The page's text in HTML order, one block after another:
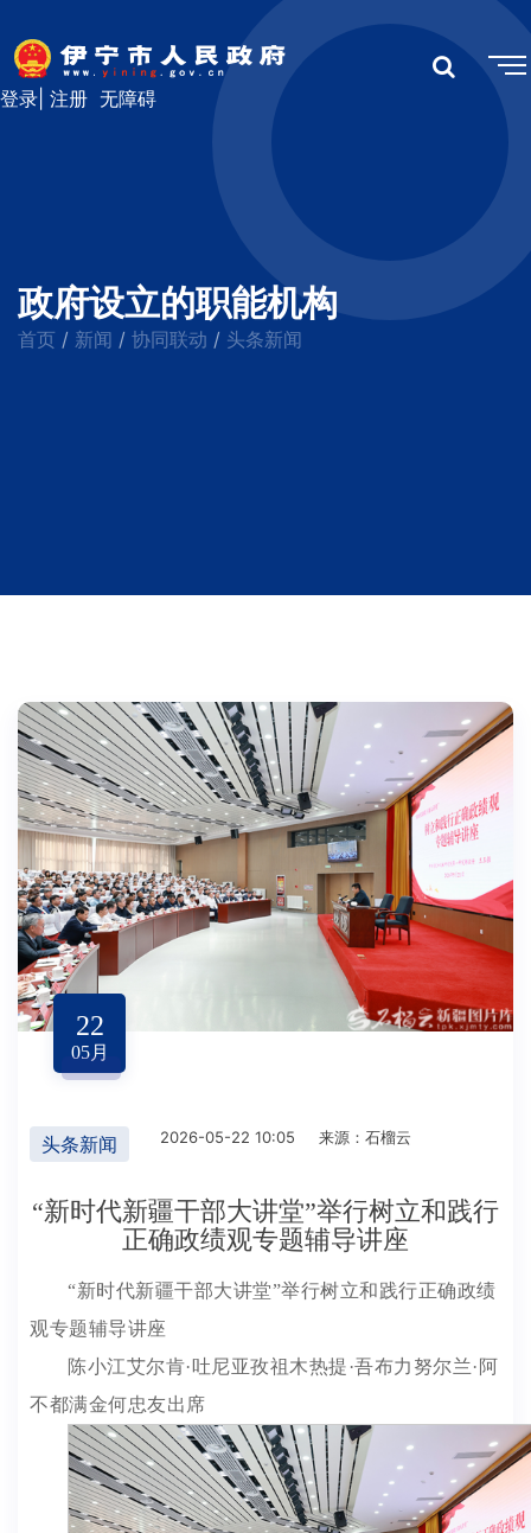
无障碍
登录 注册
政府设立的职能机构
首页 / 新闻 / 协同联动 / 头条新闻
22
05月
头条新闻 2026-05-22 10:05 来源：石榴云
“新时代新疆干部大讲堂”举行树立和践行
正确政绩观专题辅导讲座
“新时代新疆干部大讲堂”举行树立和践行正确政绩
观专题辅导讲座
陈小江艾尔肯·吐尼亚孜祖木热提·吾布力努尔兰·阿
不都满金何忠友出席